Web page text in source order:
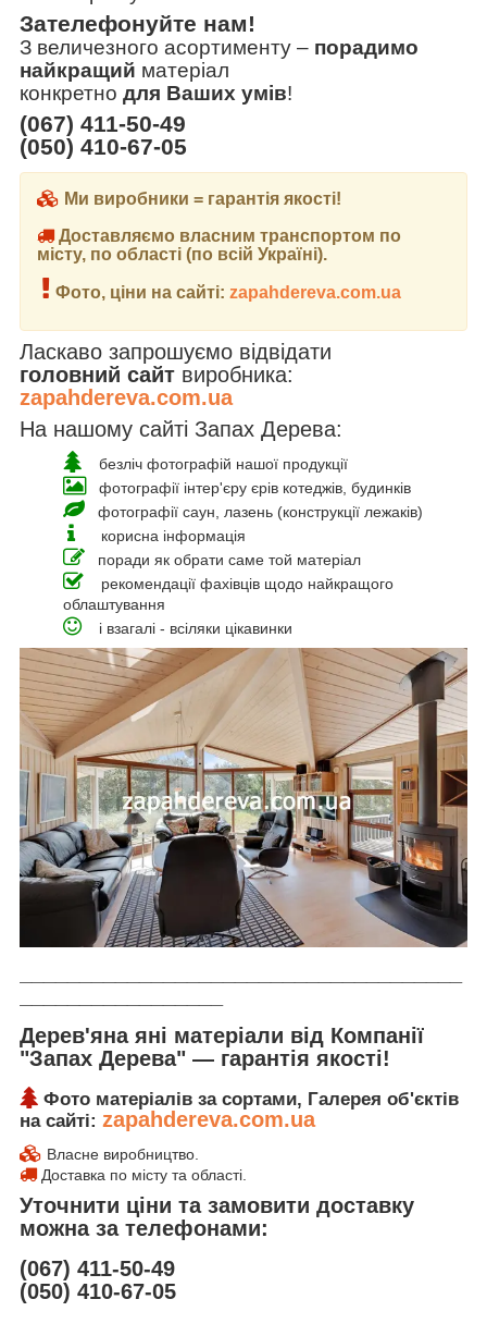
Зателефонуйте нам!
З величезного асортименту – порадимо
найкращий матеріал
конкретно для Ваших умів!
(067) 411-50-49
(050) 410-67-05
Ми виробники = гарантія якості!
Доставляємо власним транспортом по
місту, по області (по всій Україні).
Фото, ціни на сайті: zapahdereva.com.ua
Ласкаво запрошуємо відвідати
головний сайт виробника:
zapahdereva.com.ua
На нашому сайті Запах Дерева:
безліч фотографій нашої продукції
фотографії інтер'єру єрів котеджів, будинків
фотографії саун, лазень (конструкції лежаків)
корисна інформація
поради як обрати саме той матеріал
рекомендації фахівців щодо найкращого
облаштування
і взагалі - всіляки цікавинки
Дерев'яна яні матеріали від Компанії
"Запах Дерева" ― гарантія якості!
Фото матеріалів за сортами, Галерея об'єктів
на сайті: zapahdereva.com.ua
Власне виробництво.
Доставка по місту та області.
Уточнити ціни та замовити доставку
можна за телефонами:
(067) 411-50-49
(050) 410-67-05